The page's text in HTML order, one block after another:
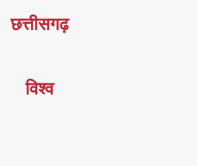
छत्तीसगढ़
विश्व